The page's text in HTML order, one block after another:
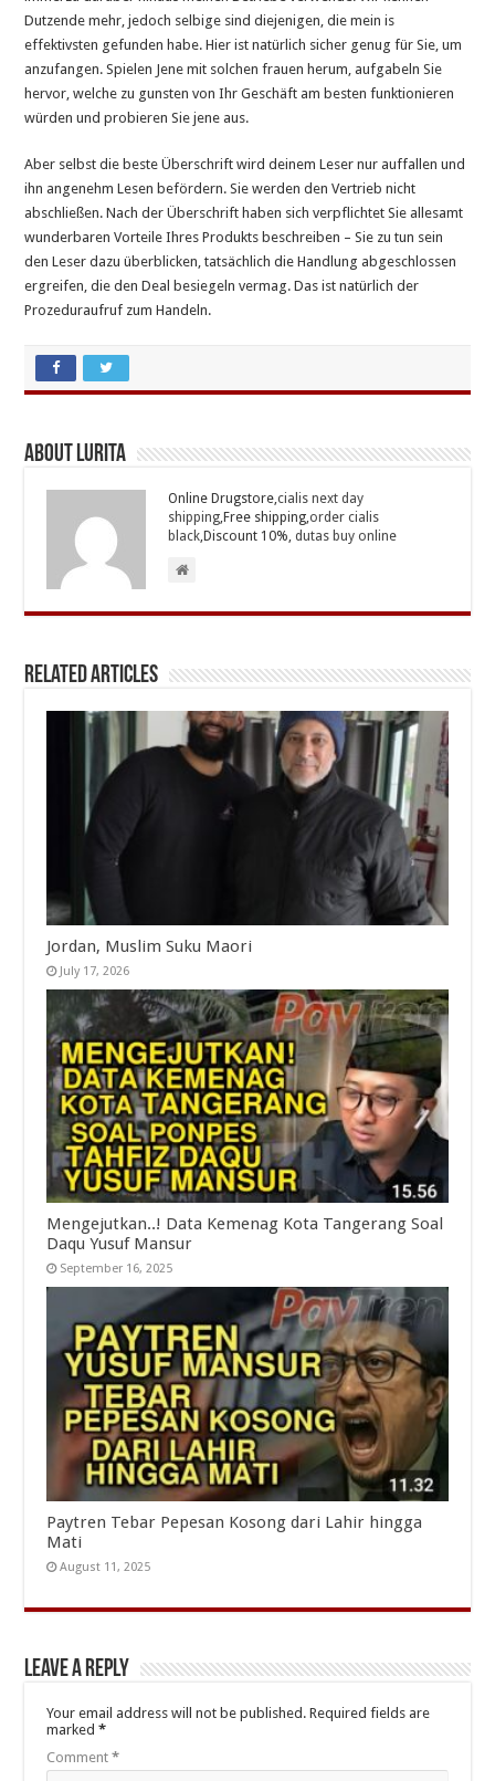
Dutzende mehr, jedoch selbige sind diejenigen, die mein is
effektivsten gefunden habe. Hier ist natürlich sicher genug für Sie, um
anzufangen. Spielen Jene mit solchen frauen herum, aufgabeln Sie
hervor, welche zu gunsten von Ihr Geschäft am besten funktionieren
würden und probieren Sie jene aus.
Aber selbst die beste Überschrift wird deinem Leser nur auffallen und
ihn angenehm Lesen befördern. Sie werden den Vertrieb nicht
abschließen. Nach der Überschrift haben sich verpflichtet Sie allesamt
wunderbaren Vorteile Ihres Produkts beschreiben – Sie zu tun sein
den Leser dazu überblicken, tatsächlich die Handlung abgeschlossen
ergreifen, die den Deal besiegeln vermag. Das ist natürlich der
Prozeduraufruf zum Handeln.
About Lurita
Online Drugstore,cialis next day
shipping,Free shipping,order cialis
black,Discount 10%,dutas buy online
Related Articles
Jordan, Muslim Suku Maori
July 17, 2026
Mengejutkan..! Data Kemenag Kota Tangerang Soal
Daqu Yusuf Mansur
September 16, 2025
Paytren Tebar Pepesan Kosong dari Lahir hingga
Mati
August 11, 2025
Leave a Reply
Your email address will not be published. Required fields are
marked*
Comment*